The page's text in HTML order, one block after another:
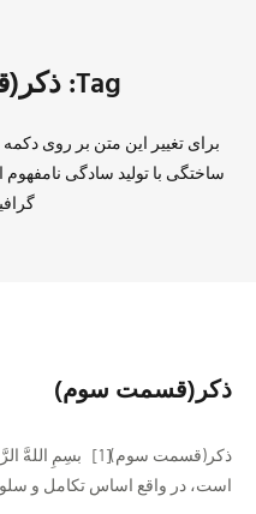
Tag: ذکر(قسمت سوم)
برای تغییر این متن بر روی
ساختگی با تولید سادگی
ذکر(قسمت سوم)
ذکر(قسمت سوم)[1]
است، در واقع اساس تكامل و